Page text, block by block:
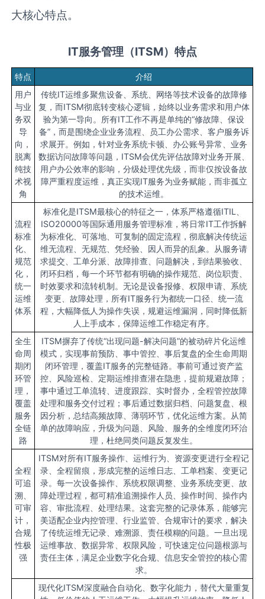
大核心特点。
IT服务管理（ITSM）特点
特点
介绍
用户
与业
务双
导
向，
脱离
纯技
术视
角
传统IT运维多聚焦设备、系统、网络等技术设备的故障修
复，而ITSM彻底转变核心逻辑，始终以业务需求和用户体
验为第一导向。所有IT工作不再是单纯的“修故障、保设
备”，而是围绕企业业务流程、员工办公需求、客户服务诉
求展开。例如，针对业务系统卡顿、办公账号异常、业务
数据访问故障等问题，ITSM会优先评估故障对业务开展、
用户办公效率的影响，分级处理优先级，而非仅按设备故
障严重程度运维，真正实现IT服务为业务赋能，而非孤立
的技术运维。
流程
标准
化、
规范
化，
统一
运维
体系
标准化是ITSM最核心的特征之一，体系严格遵循ITIL、
ISO20000等国际通用服务管理标准，将日常IT工作拆解
为标准化、可落地、可复制的固定流程，彻底解决传统运
维无流程、无规范、凭经验、因人而异的乱象。从服务请
求提交、工单分派、故障排查、问题解决，到结果验收、
闭环归档，每一个环节都有明确的操作规范、岗位职责、
时效要求和流转机制。无论是设备报修、权限申请、系统
变更、故障处理，所有IT服务行为都统一口径、统一流
程，大幅降低人为操作失误，规避运维漏洞，同时降低新
人上手成本，保障运维工作稳定有序。
全生
命周
期闭
环管
理，
覆盖
服务
全链
路
ITSM摒弃了传统“出现问题-解决问题”的被动碎片化运维
模式，实现事前预防、事中管控、事后复盘的全生命周期
闭环管理，覆盖IT服务的完整链路。事前可通过资产监
控、风险巡检、定期运维排查潜在隐患，提前规避故障；
事中通过工单流转、进度跟踪、实时督办，全程管控故障
处理和服务交付过程；事后通过数据归档、问题复盘、根
因分析，总结高频故障、薄弱环节，优化运维方案。从简
单的故障响应，升级为问题、风险、服务的全维度闭环治
理，杜绝同类问题反复发生。
全程
可追
溯、
可审
计，
合规
性极
强
ITSM对所有IT服务操作、运维行为、资源变更进行全程记
录、全程留痕，形成完整的运维日志、工单档案、变更记
录。每一次设备操作、系统权限调整、业务系统变更、故
障处理过程，都可精准追溯操作人员、操作时间、操作内
容、审批流程、处理结果。这套完整的记录体系，能够完
美适配企业内控管理、行业监管、合规审计的要求，解决
了传统运维无记录、难溯源、责任模糊的问题。一旦出现
运维事故、数据异常、权限风险，可快速定位问题根源与
责任主体，满足企业数字化合规、信息安全管控的核心需
求。
现代化ITSM深度融合自动化、数字化能力，替代大量重复